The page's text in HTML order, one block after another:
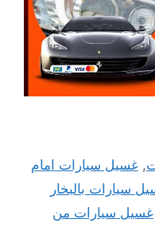
,غسيل سيارات امام
سيارات بالبخار
غسيل سيارات من